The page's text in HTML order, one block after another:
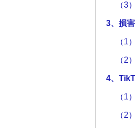
（3
3、損
（1
（2
4、
（1
（2